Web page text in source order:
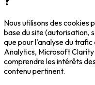
Nous utilisons des cookies
base du site (autorisation,
que pour l'analyse du
Analytics, Microsoft
comprendre les intérêts
contenu pertinent.